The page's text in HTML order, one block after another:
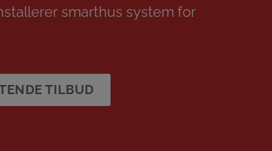
smarthus system for
TILBUD